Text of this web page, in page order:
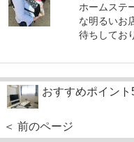
ホームステ
な明るいお
待ちしてお
おすすめポイント
＜ 前のページ